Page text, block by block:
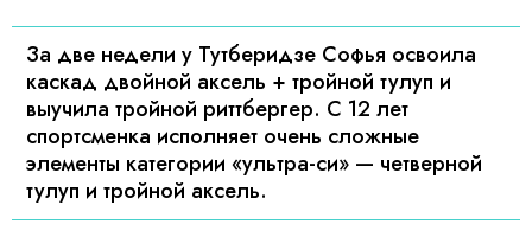
За две недели у Тутберидзе Софья освоила
каскад двойной аксель + тройной тулуп и
выучила тройной риттбергер. С 12 лет
спортсменка исполняет очень сложные
элементы категории «ультра-си» — четверной
тулуп и тройной аксель.